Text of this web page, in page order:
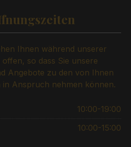
Ihnen während unserer
so dass Sie unsere
Angebote zu den von Ihnen
in Anspruch nehmen können.
10:00-19:00
10:00-15:00